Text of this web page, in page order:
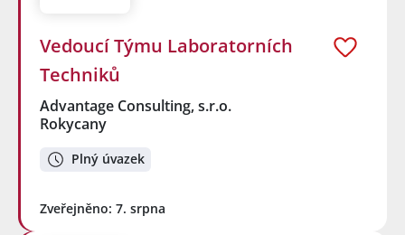
Vedoucí Týmu Laboratorních
Techniků
Advantage Consulting, s.r.o.
Rokycany
Plný úvazek
Zveřejněno: 7. srpna